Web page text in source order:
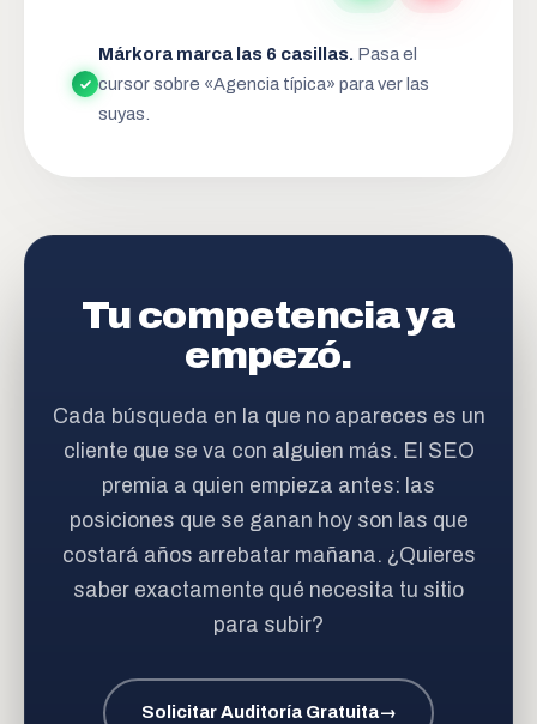
Márkora marca las 6 casillas. Pasa el
cursor sobre «Agencia típica» para ver las
suyas.
Tu competencia ya
empezó.
Cada búsqueda en la que no apareces es un
cliente que se va con alguien más. El SEO
premia a quien empieza antes: las
posiciones que se ganan hoy son las que
costará años arrebatar mañana. ¿Quieres
saber exactamente qué necesita tu sitio
para subir?
Solicitar Auditoría Gratuita→